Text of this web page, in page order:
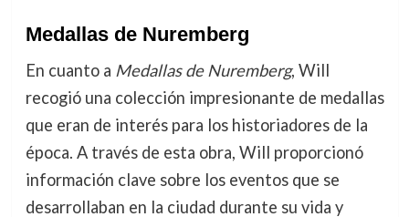
Medallas de Nuremberg
En cuanto a Medallas de Nuremberg, Will
recogió una colección impresionante de medallas
que eran de interés para los historiadores de la
época. A través de esta obra, Will proporcionó
información clave sobre los eventos que se
desarrollaban en la ciudad durante su vida y